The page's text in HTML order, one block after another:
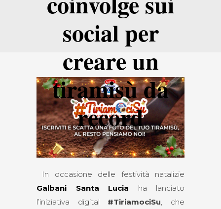
social per
creare un
tiramisù da
record
In occasione delle festività natalizie
Galbani Santa Lucia ha lanciato
l’iniziativa digital #TiriamociSu, che